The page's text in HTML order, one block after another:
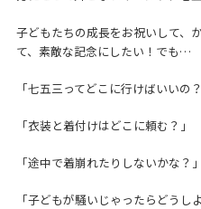
子どもたちの成長をお祝いして、
て、素敵な記念にしたい！でも…
「七五三ってどこに行けばいいの？
「衣装と着付けはどこに頼む？」
「途中で着崩れたりしないかな？」
「子どもが騒いじゃったらどうし